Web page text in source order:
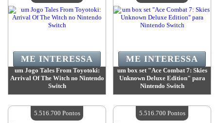
um Jogo Tales From Toyotoki:
Arrival Of The Witch no Nintendo
Switch
Quantidade disponível:4
ME INTERESSA
um box set "Ace Combat 7: Skies
Unknown Deluxe Edition" para
Nintendo Switch
Quantidade disponível:4
ME INTERESSA
5.516.700 Pontos 5.516.700 Pontos